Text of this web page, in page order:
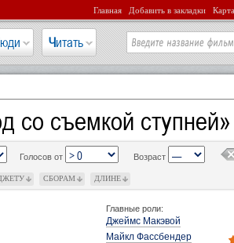
Главная Добавить в закладки
Люди Читать
со съемкой ступней»
Голосов от Возраст
СБОРАМ ДЛИНЕ
Главные роли:
Джеймс Макэвой
Майкл Фассбендер